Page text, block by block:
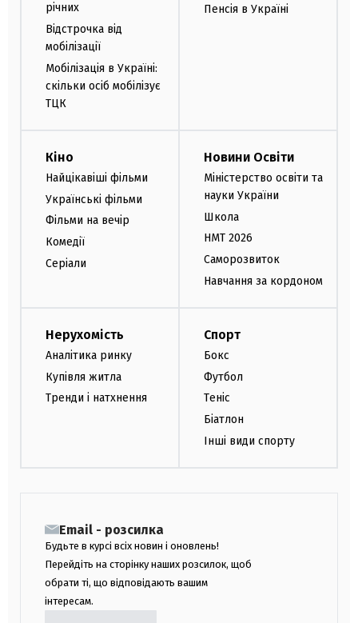
річних
Відстрочка від
мобілізації
Мобілізація в Україні:
скільки осіб мобілізує
ТЦК
Пенсія в Україні
Кіно
Найцікавіші фільми
Українські фільми
Фільми на вечір
Комедії
Серіали
Новини Освіти
Міністерство освіти та
науки України
Школа
НМТ 2026
Саморозвиток
Навчання за кордоном
Нерухомість
Аналітика ринку
Купівля житла
Тренди і натхнення
Спорт
Бокс
Футбол
Теніс
Біатлон
Інші види спорту
Email - розсилка
Будьте в курсі всіх новин і оновлень!
Перейдіть на сторінку наших розсилок, щоб
обрати ті, що відповідають вашим
інтересам.